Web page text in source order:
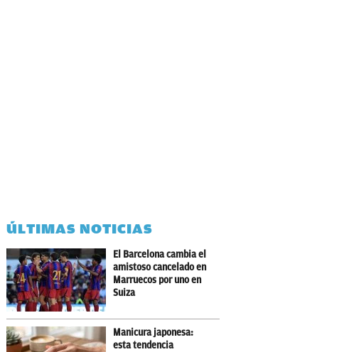
ÚLTIMAS NOTICIAS
El Barcelona cambia el
amistoso cancelado en
Marruecos por uno en
Suiza
Manicura japonesa:
esta tendencia